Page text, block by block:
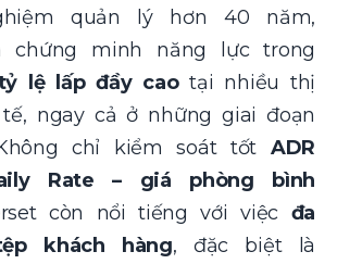
quản lý hơn 40 năm,
chứng minh năng lực trong
lệ lấp đầy caotại nhiều thị
ngay cả ở những giai đoạn
chỉ kiểm soát tốt ADR
Rate – giá phòng bình
còn nổi tiếng với việc đa
khách hàng, đặc biệt là